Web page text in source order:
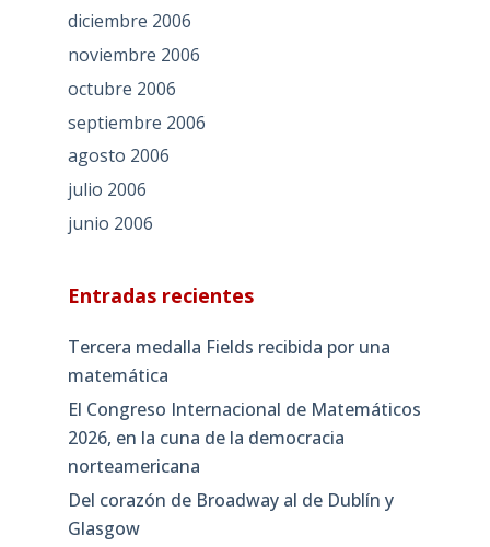
diciembre 2006
noviembre 2006
octubre 2006
septiembre 2006
agosto 2006
julio 2006
junio 2006
Entradas recientes
Tercera medalla Fields recibida por una
matemática
El Congreso Internacional de Matemáticos
2026, en la cuna de la democracia
norteamericana
Del corazón de Broadway al de Dublín y
Glasgow